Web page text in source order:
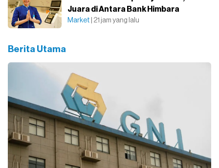
Juara di Antara Bank Himbara
Market | 21 jam yang lalu
Berita Utama